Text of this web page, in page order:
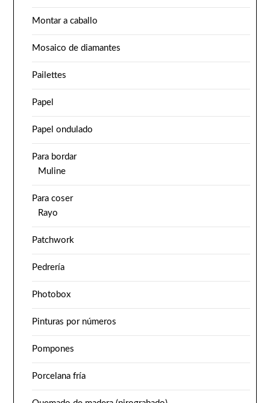
Montar a caballo
Mosaico de diamantes
Pailettes
Papel
Papel ondulado
Para bordar
Muline
Para coser
Rayo
Patchwork
Pedrería
Photobox
Pinturas por números
Pompones
Porcelana fría